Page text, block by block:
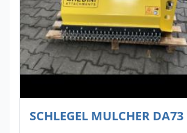
SCHLEGEL MULCHER DA73